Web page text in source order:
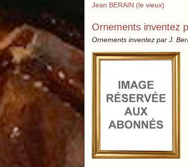
Jean BERAIN (le vieux)
Ornements inventez
Ornements inventez par J.